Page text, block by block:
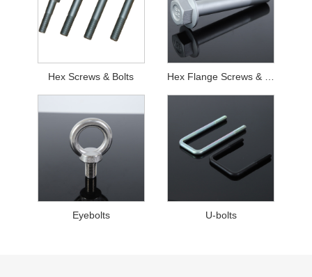
Hex Screws & Bolts Hex Flange Screws & Bolts
Eyebolts U-bolts